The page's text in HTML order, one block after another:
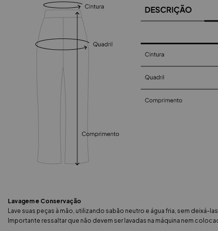
Lavagem e Conservação
Lave suas peças à mão, utilizando sabão neutro e água fria, sem deixá-
Importante ressaltar que não devem ser lavadas na máquina nem